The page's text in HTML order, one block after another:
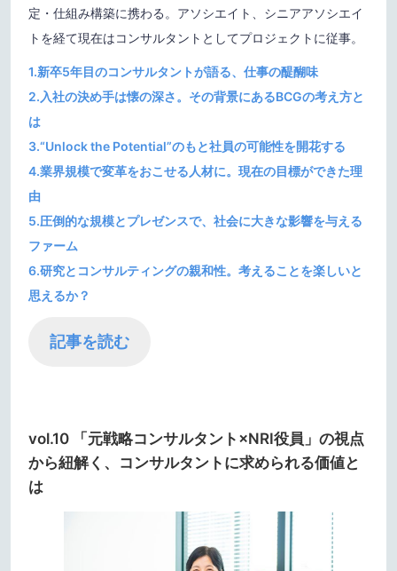
定・仕組み構築に携わる。アソシエイト、シニアアソシエイ
トを経て現在はコンサルタントとしてプロジェクトに従事。
1.新卒5年目のコンサルタントが語る、仕事の醍醐味
2.入社の決め手は懐の深さ。その背景にあるBCGの考え方と
は
3.“Unlock the Potential”のもと社員の可能性を開花する
4.業界規模で変革をおこせる人材に。現在の目標ができた理
由
5.圧倒的な規模とプレゼンスで、社会に大きな影響を与える
ファーム
6.研究とコンサルティングの親和性。考えることを楽しいと
思えるか？
記事を読む
vol.10 「元戦略コンサルタント×NRI役員」の視点
から紐解く、コンサルタントに求められる価値と
は